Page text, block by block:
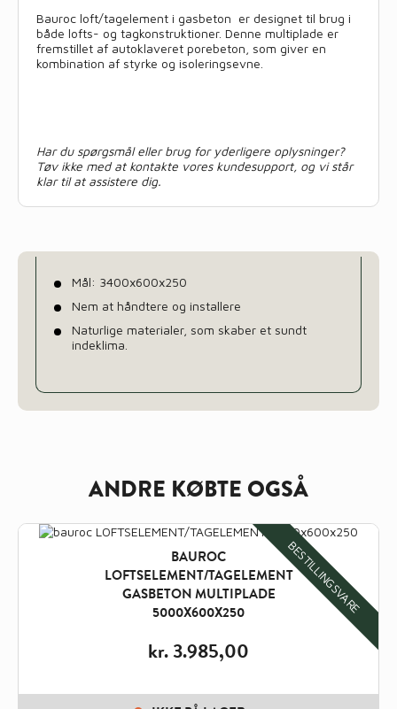
Bauroc loft/tagelement i gasbeton er designet til brug i
både lofts- og tagkonstruktioner. Denne multiplade er
fremstillet af autoklaveret porebeton, som giver en
kombination af styrke og isoleringsevne.
Har du spørgsmål eller brug for yderligere oplysninger?
Tøv ikke med at kontakte vores kundesupport, og vi står
klar til at assistere dig.
Mål: 3400x600x250
Nem at håndtere og installere
Naturlige materialer, som skaber et sundt
indeklima.
ANDRE KØBTE OGSÅ
BESTILLINGSVARE
BAUROC
LOFTSELEMENT/TAGELEMENT
GASBETON MULTIPLADE
5000X600X250
kr.3.985,00